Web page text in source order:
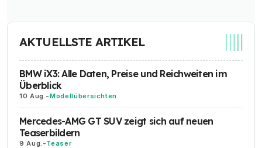
AKTUELLSTE ARTIKEL
BMW iX3: Alle Daten, Preise und Reichweiten im
Überblick
10 Aug. -Modellübersichten
Mercedes-AMG GT SUV zeigt sich auf neuen
Teaserbildern
9 Aug. -Teaser